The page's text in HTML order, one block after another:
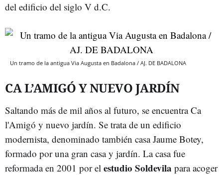
del edificio del siglo V d.C.
Un tramo de la antigua Via Augusta en Badalona / AJ. DE BADALONA
CA L’AMIGÓ Y NUEVO JARDÍN
Saltando más de mil años al futuro, se encuentra Ca
l'Amigó y nuevo jardín. Se trata de un edificio
modernista, denominado también casa Jaume Botey,
formado por una gran casa y jardín. La casa fue
reformada en 2001 por el estudio Soldevila para acoger